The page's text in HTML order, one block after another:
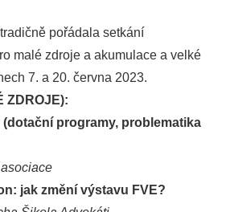
pořádala setkání
malé zdroje a akumulace a velké
7. a 20. června 2023.
ZDROJE):
programy, problematika
jak změní výstavu FVE?